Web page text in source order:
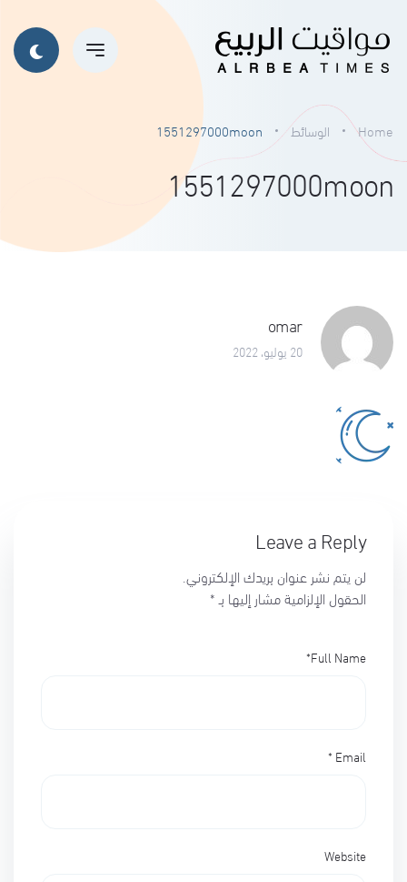
Home الوسائط 1551297000moon
1551297000moon
omar
20 يوليو، 2022
Leave a Reply
لن يتم نشر عنوان بريدك الإلكتروني.
الحقول الإلزامية مشار إليها بـ*
Full Name
*
Email
*
Website